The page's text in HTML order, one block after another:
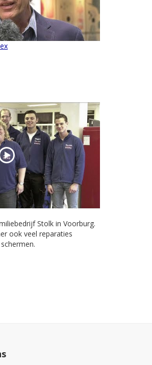
Stolk in Voorburg.
ook veel reparaties